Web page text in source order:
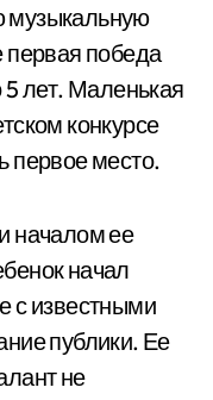
музыкальную
первая победа
5 лет. Маленькая
конкурсе
первое место.
началом ее
начал
с известными
публики. Ее
не